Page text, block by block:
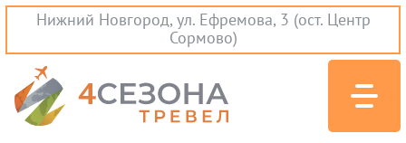
Нижний Новгород, ул. Ефремова, 3 (ост. Центр
Сормово)